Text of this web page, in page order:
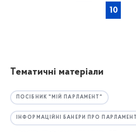
10
Тематичні матеріали
ПОСІБНИК "МІЙ ПАРЛАМЕНТ"
ІНФОРМАЦІЙНІ БАНЕРИ ПРО ПАРЛАМЕНТ